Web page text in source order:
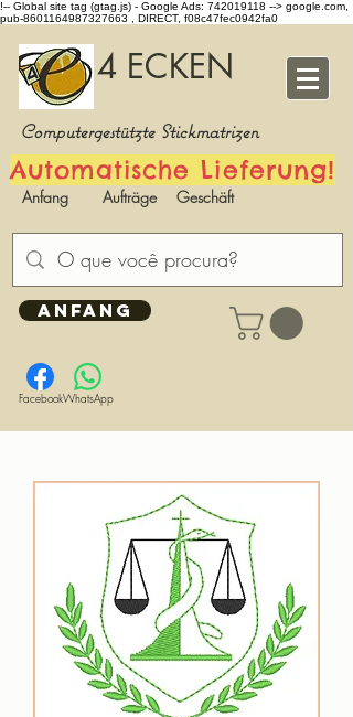
!-- Global site tag (gtag.js) - Google Ads: 742019118 --> google.com,
pub-8601164987327663 , DIRECT, f08c47fec0942fa0
4 ECKEN
Computergestützte Stickmatrizen
Automatische Lieferung!
Anfang Aufträge Geschäft
ANFANG
FacebookWhatsApp